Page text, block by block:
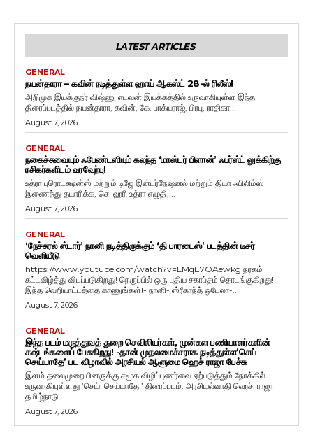
LATEST ARTICLES
GENERAL
நயன்தாரா – கவின் நடித்துள்ள ஹாய் ஆகஸ்ட் 28-ல் ரிலீஸ்!
அறிமுக இயக்குநர் விஷ்ணு எடவன் இயக்கத்தில் உருவாகியுள்ள இந்த
திரைப்படத்தில் நயன்தாரா, கவின், கே. பாக்யராஜ், பிரபு, ராதிகா...
August 7, 2026
GENERAL
நகைச்சுவையும் ஃபேண்டஸியும் கலந்த ‘மாஸ்டர் பிளான்’ ஃபர்ஸ்ட் லுக்கிற்கு
ரசிகர்களிடம் வரவேற்பு!
உத்ரா புரொடக்ஷன்ஸ் மற்றும் டிஜே இன்டர்நேஷனல் மற்றும் தியா ஃபிலிம்ஸ்
இணைந்து தயாரிக்க, செ. ஹரி உத்ரா எழுதி,...
August 7, 2026
GENERAL
‘நேச்சுரல் ஸ்டார்’ நானி நடித்திருக்கும் ‘தி பாரடைஸ்’ படத்தின் டீசர்
வெளியீடு
https://www.youtube.com/watch?v=LMqE7OAewkg நரகம்
கட்டவிழ்த்து விடப்படுகிறது! நெருப்பில் ஒரு புதிய சகாப்தம் தொடங்குகிறது!
இந்த வெறியாட்டத்தை காணுங்கள்!- நானி- ஸ்ரீகாந்த் ஒடேலா-...
August 7, 2026
GENERAL
இந்த படம் மருத்துவத் துறை செவிலியர்கள், முன்கள பணியாளர்களின்
கஷ்டங்களைப் பேசுகிறது! -தான் முதலமைச்சராக நடித்துள்ள’செய்
செய்யாதே’ பட விழாவில் அரசியல் ஆளுமை ஹெச் ராஜா பேச்சு
இளம் தலைமுறையினருக்கு சமூக விழிப்புணர்வை ஏற்படுத்தும் நோக்கில்
உருவாகியுள்ளது ‘செய்! செய்யாதே!’ திரைப்படம். அரசியல்வாதி ஹெச். ராஜா
தமிழ்நாடு...
August 7, 2026